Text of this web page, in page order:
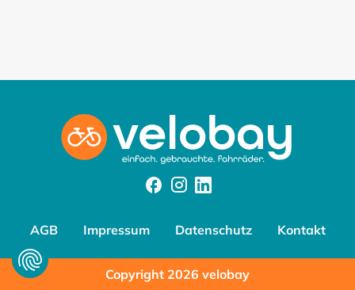
FacebookInstagram
AGB Impressum Datenschutz Kontakt
Copyright 2026 velobay